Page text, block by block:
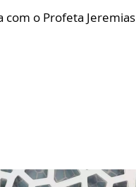
com o Profeta Jeremias